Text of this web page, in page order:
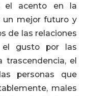
el acento en la
un mejor futuro y
de las relaciones
el gusto por las
trascendencia, el
personas que
males